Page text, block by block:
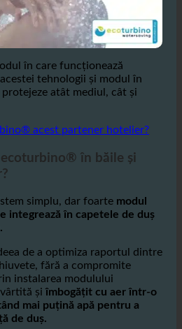
în care funcționează
tehnologii și modul în
atât mediul, cât și
acest partener hotelier?
în băile și
simplu, dar foarte modul
integrează în capetele de duș
de a optimiza raportul dintre
fără a compromite
instalarea modulului
și îmbogățit cu aer într-o
mai puțină apă pentru a
de duș.